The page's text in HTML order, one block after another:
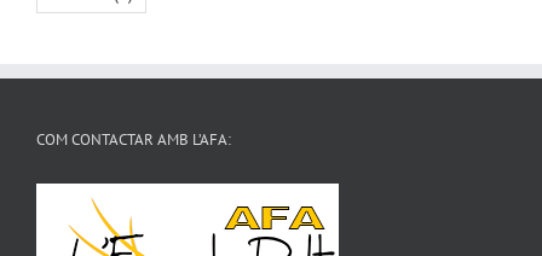
COM CONTACTAR AMB L’AFA: